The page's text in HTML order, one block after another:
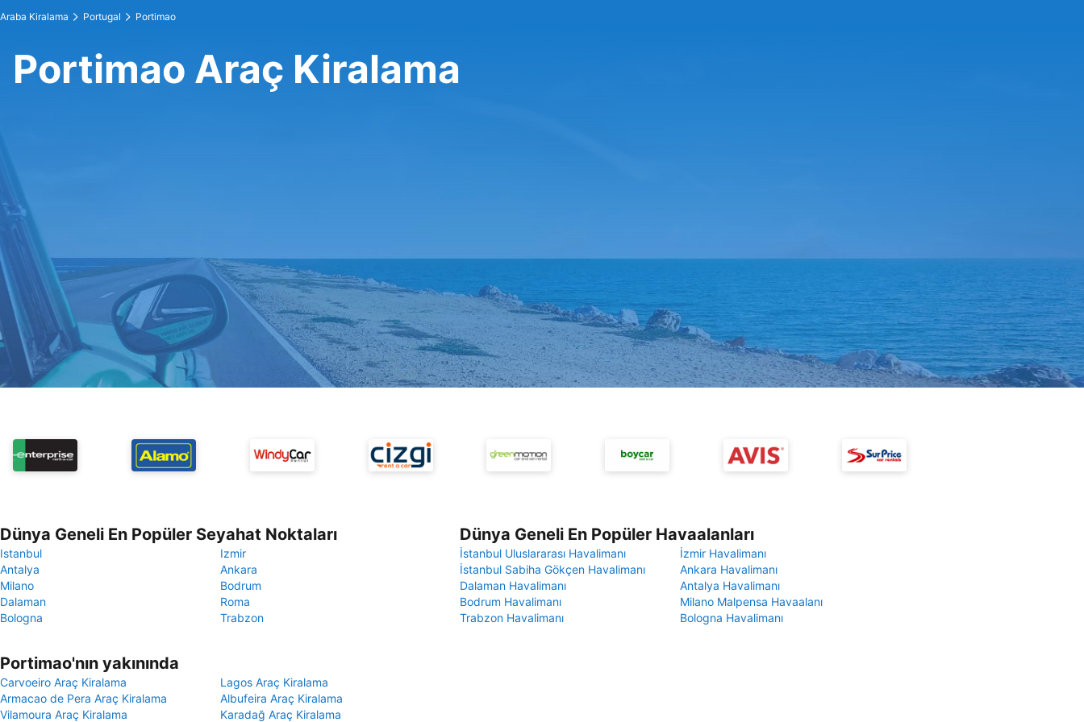
Araba Kiralama Portugal Portimao
Portimao Araç Kiralama
Dünya Geneli En Popüler Seyahat Noktaları
Istanbul
Izmir
Antalya
Ankara
Milano
Bodrum
Dalaman
Roma
Bologna
Trabzon
Dünya Geneli En Popüler Havaalanları
İstanbul Uluslararası Havalimanı
İzmir Havalimanı
İstanbul Sabiha Gökçen Havalimanı
Ankara Havalimanı
Dalaman Havalimanı
Antalya Havalimanı
Bodrum Havalimanı
Milano Malpensa Havaalanı
Trabzon Havalimanı
Bologna Havalimanı
Portimao'nın yakınında
Carvoeiro Araç Kiralama
Lagos Araç Kiralama
Armacao de Pera Araç Kiralama
Albufeira Araç Kiralama
Vilamoura Araç Kiralama
Karadağ Araç Kiralama